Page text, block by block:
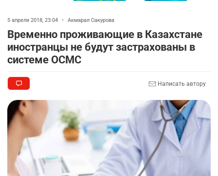
5 апреля 2018, 23:04 • Акмарал Сакурова
Временно проживающие в Казахстане
иностранцы не будут застрахованы в
системе ОСМС
Написать автору